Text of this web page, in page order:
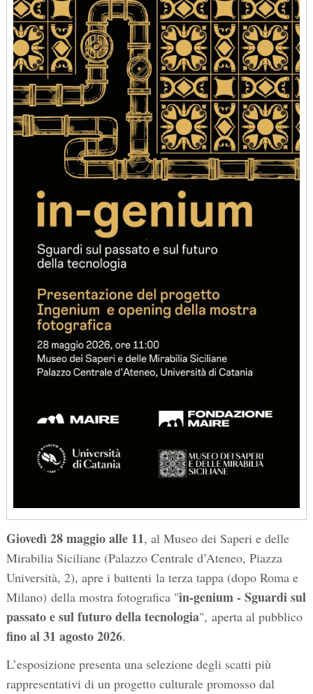
Giovedì 28 maggio alle 11, al Museo dei Saperi e delle
Mirabilia Siciliane (Palazzo Centrale d’Ateneo, Piazza
Università, 2), apre i battenti la terza tappa (dopo Roma e
Milano) della mostra fotografica "in-genium - Sguardi sul
passato e sul futuro della tecnologia", aperta al pubblico
fino al31 agosto 2026.
L’esposizione presenta una selezione degli scatti più
rappresentativi di un progetto culturale promosso dal